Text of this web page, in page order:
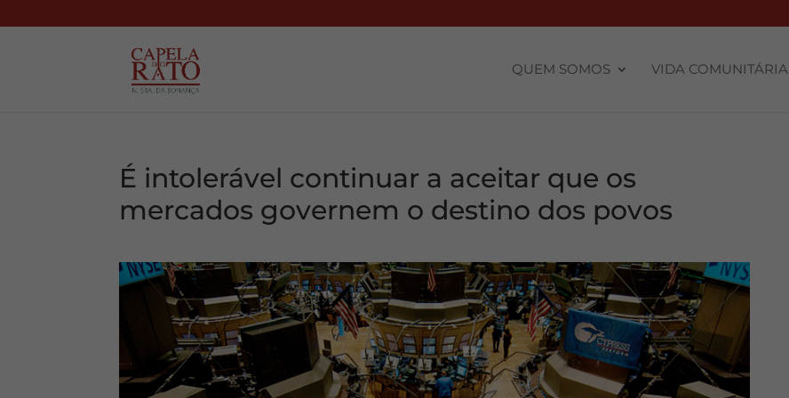
QUEM SOMOS VIDA COMUNITÁRIA
É intolerável continuar a aceitar que os
mercados governem o destino dos povos